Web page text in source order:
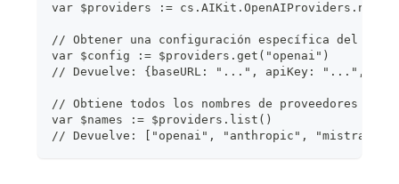
var $providers := cs.AIKit.OpenAIProviders.new()
// Obtener una configuración específica del
var $config := $providers.get("openai")
// Devuelve: {baseURL: "...", apiKey: "...",
// Obtiene todos los nombres de proveedores
var $names := $providers.list()
// Devuelve: ["openai", "anthropic", "mistral",